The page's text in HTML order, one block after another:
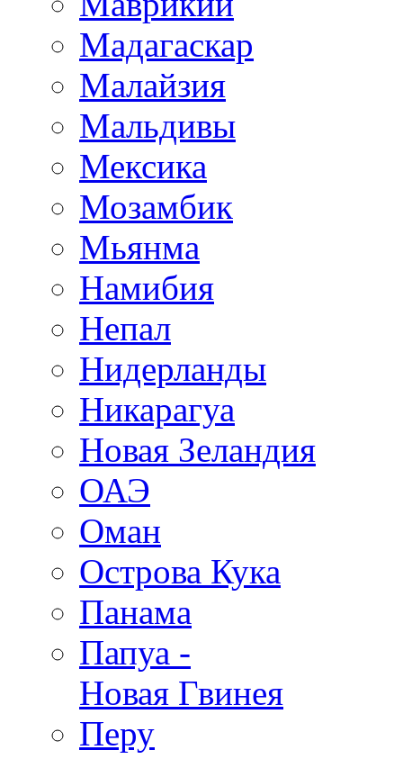
Мадагаскар
Малайзия
Мальдивы
Мексика
Мозамбик
Мьянма
Намибия
Непал
Нидерланды
Никарагуа
Новая Зеландия
ОАЭ
Оман
Острова Кука
Панама
Папуа -
Новая Гвинея
Перу